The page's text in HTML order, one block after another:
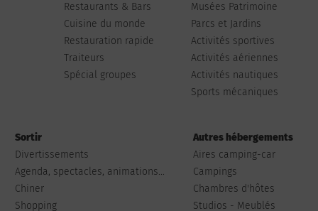
Restaurants & Bars
Cuisine du monde
Restauration rapide
Traiteurs
Spécial groupes
Musées Patrimoine
Parcs et Jardins
Activités sportives
Activités aériennes
Activités nautiques
Sports mécaniques
Sortir
Divertissements
Agenda, spectacles, animations...
Chiner
Shopping
Autres hébergements
Aires camping-car
Campings
Chambres d'hôtes
Studios - Meublés